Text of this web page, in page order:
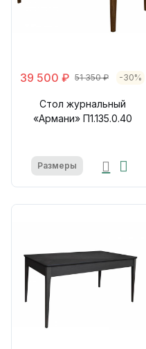
39 500 ₽ 51 350 ₽ -30%
Стол журнальный
«Армани» П1.135.0.40
Размеры